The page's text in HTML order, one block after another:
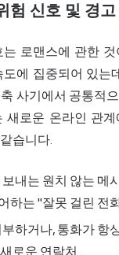
험 신호 및 경
로맨스에 관한 것
에 집중되어 있는
사기에서 공통적
새로운 온라인 관
습니다.
내는 원치 않는 메
하는 "잘못 걸린 전
하거나, 통화가 항
로운 연락처.